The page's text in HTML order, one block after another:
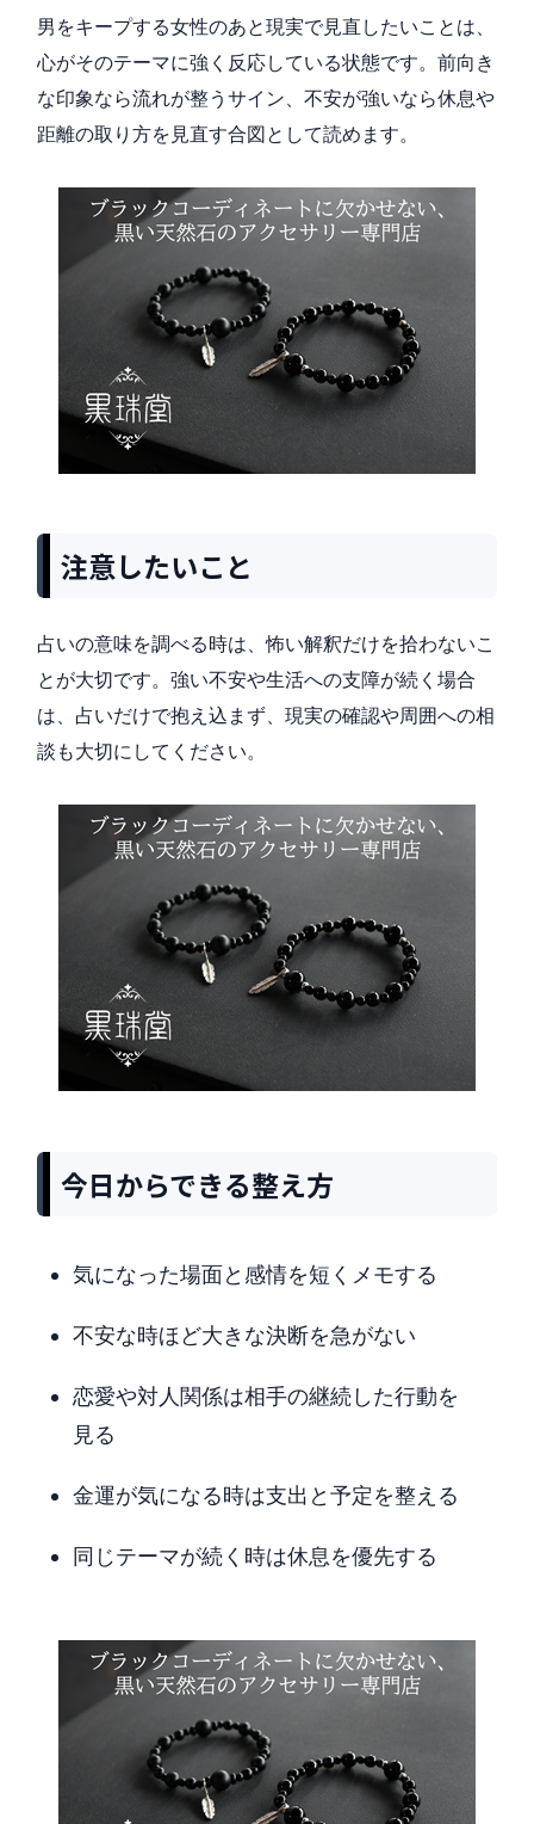
男をキープする女性のあと現実で見直したいことは、
心がそのテーマに強く反応している状態です。前向き
な印象なら流れが整うサイン、不安が強いなら休息や
距離の取り方を見直す合図として読めます。
注意したいこと
占いの意味を調べる時は、怖い解釈だけを拾わないこ
とが大切です。強い不安や生活への支障が続く場合
は、占いだけで抱え込まず、現実の確認や周囲への相
談も大切にしてください。
今日からできる整え方
気になった場面と感情を短くメモする
不安な時ほど大きな決断を急がない
恋愛や対人関係は相手の継続した行動を
見る
金運が気になる時は支出と予定を整える
同じテーマが続く時は休息を優先する